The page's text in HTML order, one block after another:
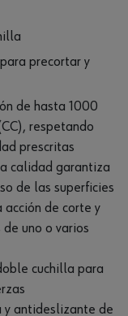
precortar y
de hasta 1000
respetando
prescritas
calidad garantiza
de las superficies
de corte y
uno o varios
cuchilla para
y antideslizante de